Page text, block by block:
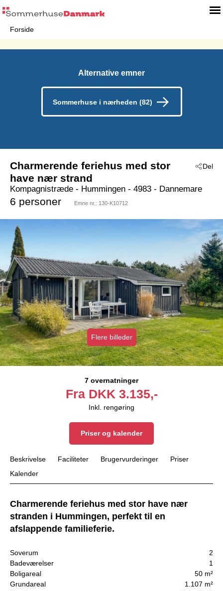
Forside
Alternative emner
Sommerhuse i nærheden (82)
Del
Charmerende feriehus med stor
have nær strand
Kompagnistræde - Hummingen - 4983 - Dannemare
6 personer Emne nr.: 130-K10712
Flere billeder
7 overnatninger
Fra DKK 3.135,-
Inkl. rengøring
Priser og kalender
Beskrivelse Faciliteter Brugervurderinger
Priser
Kalender
Charmerende feriehus med stor have nær
stranden i Hummingen, perfekt til en
afslappende familieferie.
Soverum
2
Badeværelser
1
Boligareal
50 m²
Grundareal
1.107 m²